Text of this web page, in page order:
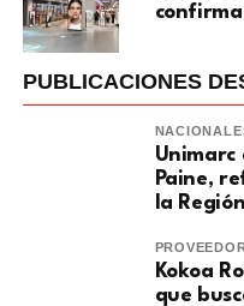
PUBLICACIONES
Unimarc
Paine,
la
Kokoa
que